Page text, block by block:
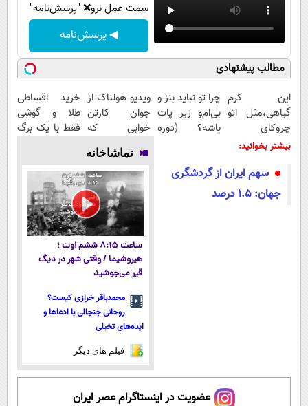
سمت عمل نرو❌ "پرسش‌نامه"
◀ پرسش‌نامه
مطالب پیشنهادی
این کرم
گیاهی،مثل اتو
چروکای
پوستتوصاف
چرا تو نباید بنز و
بی‌ام‌و زیر پات
باشه؟ (دوره
ویدیو هولناک از
جوان کارتن
خوابی که
میلیاردر شد.
آموزش رایگان
خرید اقساطی
طلا و گوشی
فقط با یک برگ
بیشتر بخوانید:
سهم ایران از گردشگری
جهان: 1.5 درصد
تماشاخانه
ساعت ۸:۱۵ ششم اوت ؛
هیروشیما / وقتی شهر در دیگ
قیر می‌جوشید
محمدباقر خرازی کیست؟
روحانی جنجالی با ادعاها و
ایده‌های تخیلی
فیلم های دیگر
عضویت در اینستاگرام عصر ایران